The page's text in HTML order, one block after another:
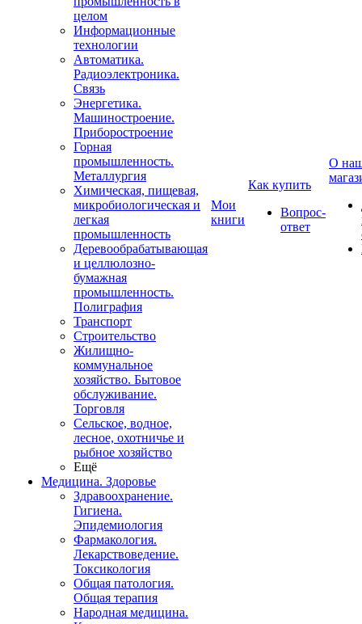
целом
Информационные
технологии
Автоматика.
Радиоэлектроника.
Связь
Энергетика.
Машиностроение.
Приборостроение
Горная
промышленность.
Металлургия
Химическая, пищевая,
микробиологическая и
легкая
промышленность
Деревообрабатывающая
и целлюлозно-
бумажная
промышленность.
Полиграфия
Транспорт
Строительство
Жилищно-
коммунальное
хозяйство. Бытовое
обслуживание.
Торговля
Сельское, водное,
лесное, охотничье и
рыбное хозяйство
Ещё
Медицина. Здоровье
Здравоохранение.
Гигиена.
Эпидемиология
Фармакология.
Лекарствоведение.
Токсикология
Общая патология.
Общая терапия
Народная медицина.
Мои
книги
Как купить
Вопрос-
ответ
О